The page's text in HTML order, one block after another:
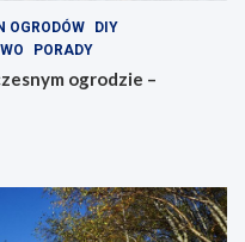
OGRODÓW
DIY
PORADY
ogrodzie –